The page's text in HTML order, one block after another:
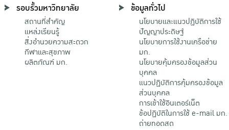
รอบรั้วมหาวิทยาลัย
สถานที่สำคัญ
แหล่งเรียนรู้
สิ่งอำนวยความสะดวก
กีฬาและสุขภาพ
ผลิตภัณฑ์ มก.
ข้อมูลทั่วไป
นโยบายและแนวปฏิบัติการใช้
ปัญญาประดิษฐ์
นโยบายการใช้งานเครือข่าย
มก.
นโยบายคุ้มครองข้อมูลส่วน
บุคคล
แนวปฏิบัติการคุ้มครองข้อมูล
ส่วนบุคคล
การเข้าใช้อินเตอร์เน็ต
ข้อปฏิบัติในการใช้ e-mail มก.
ถ่ายทอดสด